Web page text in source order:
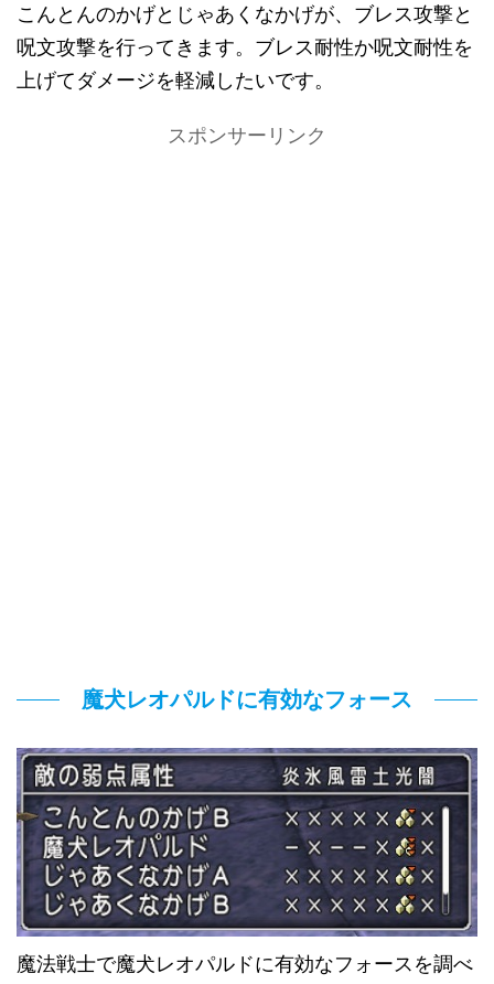
こんとんのかげとじゃあくなかげが、ブレス攻撃と
呪文攻撃を行ってきます。ブレス耐性か呪文耐性を
上げてダメージを軽減したいです。
スポンサーリンク
魔犬レオパルドに有効なフォース
魔法戦士で魔犬レオパルドに有効なフォースを調べ